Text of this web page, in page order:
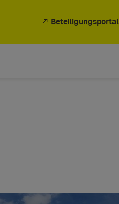
Beteiligungsportal